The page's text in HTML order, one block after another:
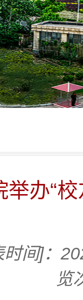
办“
时间]：
览